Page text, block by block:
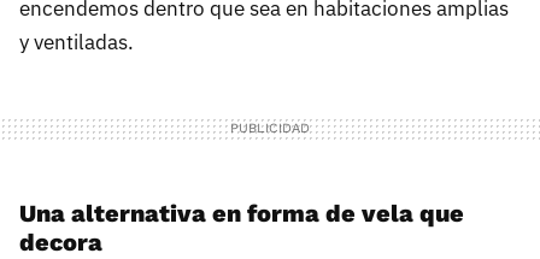
encendemos dentro que sea en habitaciones amplias
y ventiladas.
Una alternativa en forma de vela que
decora